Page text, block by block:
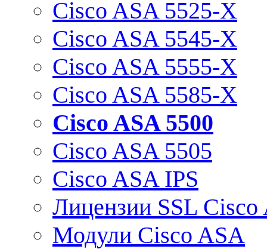
Cisco ASA 5525-X
Cisco ASA 5545-X
Cisco ASA 5555-X
Cisco ASA 5585-X
Cisco ASA 5500
Cisco ASA 5505
Cisco ASA IPS
Лицензии SSL Cisco
Модули Cisco ASA